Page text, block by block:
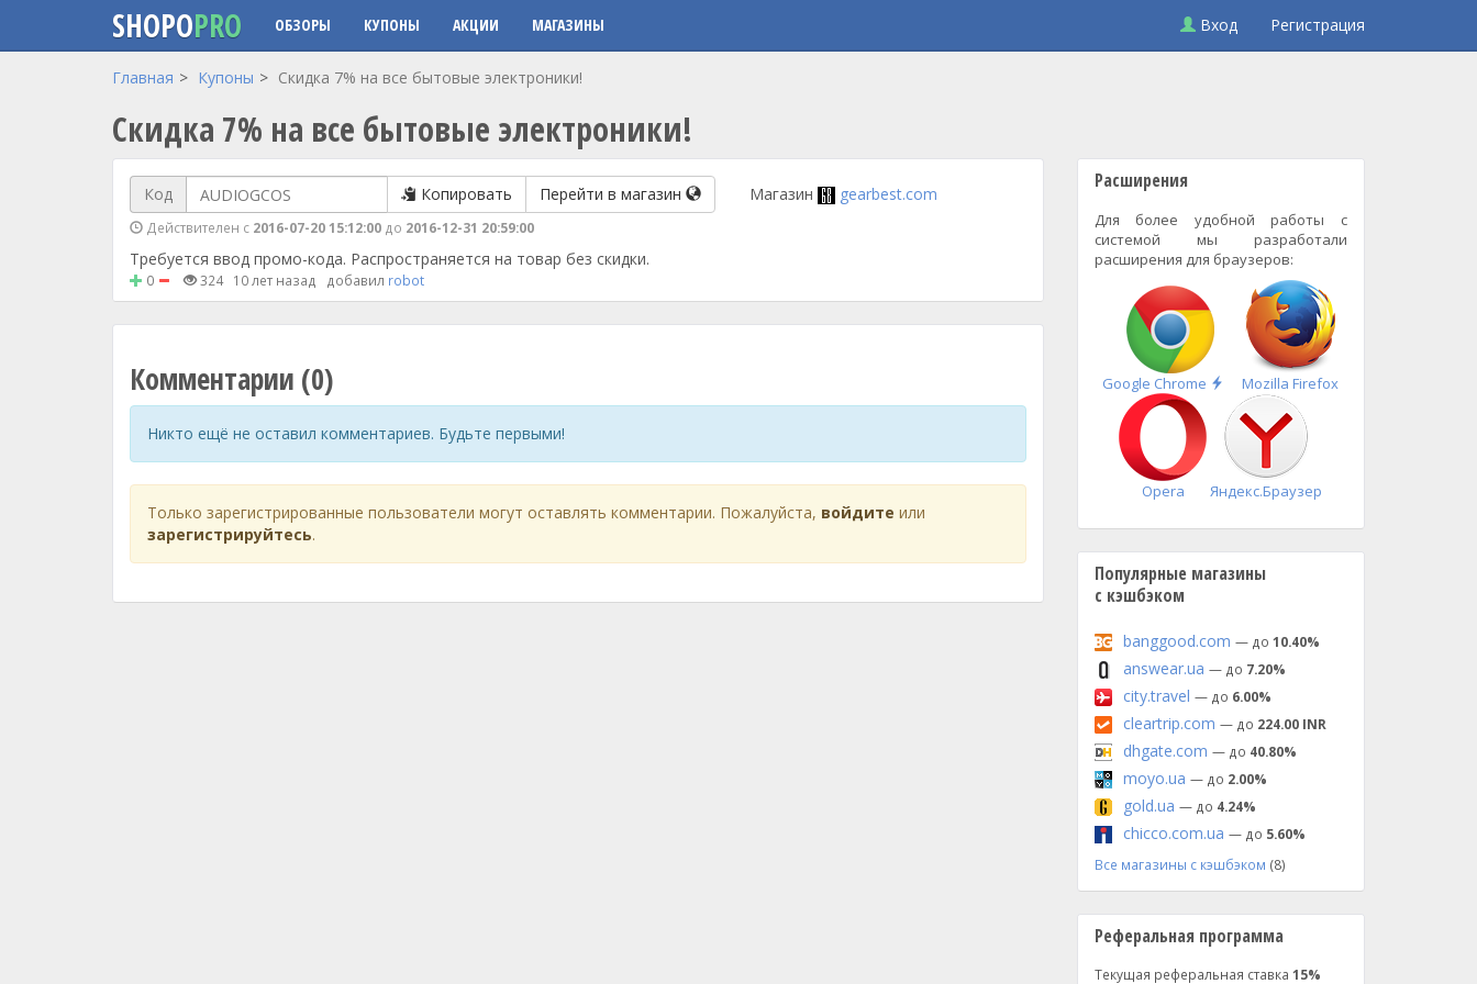
Перейти к основному содержанию
SHOPOPRO ОБЗОРЫ КУПОНЫ АКЦИИ МАГАЗИНЫ Вход Регистрация
Главная Купоны Скидка 7% на все бытовые электроники!
Скидка 7% на все бытовые электроники!
Код Копировать Перейти в магазин
Действителен с 2016-07-20 15:12:00 до 2016-12-31 20:59:00
Магазин gearbest.com
Требуется ввод промо-кода. Распространяется на товар без скидки.
0 324 10 лет назад добавил robot
Комментарии (0)
Никто ещё не оставил комментариев. Будьте первыми!
Только зарегистрированные пользователи могут оставлять комментарии. Пожалуйста, войдите или
зарегистрируйтесь.
Расширения
Для более удобной работы с
системой мы разработали
расширения для браузеров:
Google Chrome
Быстрая
установка
Mozilla Firefox
Opera Яндекс.Браузер
Популярные магазины
с кэшбэком
banggood.com — до 10.40%
answear.ua — до 7.20%
city.travel — до 6.00%
cleartrip.com — до 224.00 INR
dhgate.com — до 40.80%
moyo.ua — до 2.00%
gold.ua — до 4.24%
chicco.com.ua — до 5.60%
Все магазины с кэшбэком (8)
Реферальная программа
Текущая реферальная ставка 15%